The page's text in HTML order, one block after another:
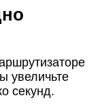
увеличьте
секунд.